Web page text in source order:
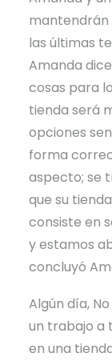
mantendrán
las últimas
Amanda
cosas para
tienda será
opciones
forma
aspecto; se
que su
consiste en
y estamos
concluyó
Algún día,
un trabajo a
en una